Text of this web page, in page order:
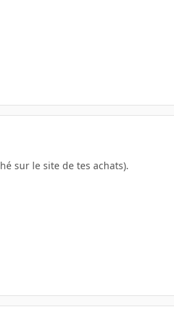
sur le site de tes achats).